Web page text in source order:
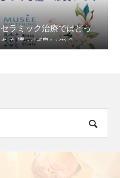
セラミック治療ではどっ
ちを選べば良いの？